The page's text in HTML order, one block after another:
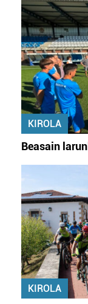
KIROLA
Beasain
KIROLA